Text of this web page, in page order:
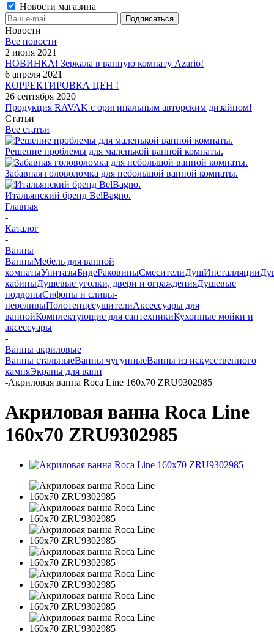
Новости магазина
Новости
Все новости
2 июня 2021
НОВИНКА! Зеркала в ванную комнату Azario!
6 апреля 2021
КОРРЕКТИРОВКА ЦЕН !
26 сентября 2020
Продукция RAVAK с оригинальным авторским дизайном!
Статьи
Все статьи
Решение проблемы для маленькой ванной комнаты.
Забавная головоломка для небольшой ванной комнаты.
Итальянский бренд BelBagno.
Главная
-
Каталог
-
Ванны
ВанныМебель для ванной
комнатыУнитазыБидеРаковиныСмесителиДушИнсталляции
кабиныДушевые уголки, двери и огражденияДушевые
поддоныСифоны и сливы-
переливыПолотенцесушителиАксессуары для
ваннойКомплектующие для сантехникиКухонные мойки и
аксессуары
-
Ванны акриловые
Ванны стальныеВанны чугунныеВанны из искусственного
камняЭкраны для ванн
-Акриловая ванна Roca Line 160х70 ZRU9302985
Акриловая ванна Roca Line
160х70 ZRU9302985